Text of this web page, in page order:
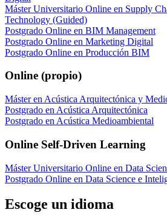
Máster Universitario Online en Supply
Technology (Guided)
Postgrado Online en BIM Management
Postgrado Online en Marketing Digital
Postgrado Online en Producción BIM
Online (propio)
Máster en Acústica Arquitectónica y
Postgrado en Acústica Arquitectónica
Postgrado en Acústica Medioambiental
Online Self-Driven Learning
Máster Universitario Online en Data
Postgrado Online en Data Science e
Escoge un idioma